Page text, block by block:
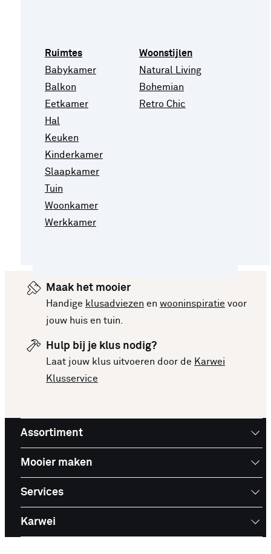
Ruimtes
Babykamer
Balkon
Eetkamer
Hal
Keuken
Kinderkamer
Slaapkamer
Tuin
Woonkamer
Werkkamer
Woonstijlen
Natural Living
Bohemian
Retro Chic
Maak het mooier
Handige klusadviezen en wooninspiratie voor
jouw huis en tuin.
Hulp bij je klus nodig?
Laat jouw klus uitvoeren door de Karwei
Klusservice
Assortiment
Mooier maken
Services
Karwei